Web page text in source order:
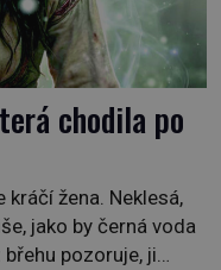
chodila po
žena. Neklesá,
jako by černá voda
pozoruje, ji